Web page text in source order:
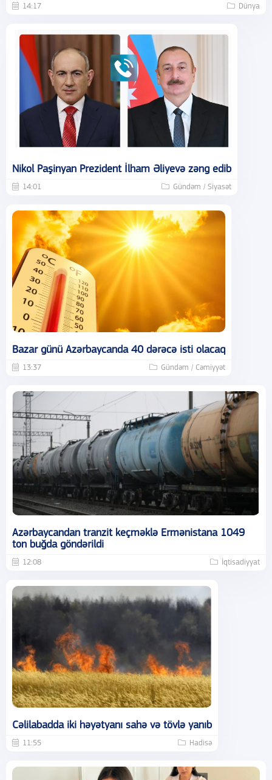
14:17 Dünya
Nikol Paşinyan Prezident İlham Əliyevə zəng edib
14:01 Gündəm / Siyasət
Bazar günü Azərbaycanda 40 dərəcə isti olacaq
13:37 Gündəm / Cəmiyyət
Azərbaycandan tranzit keçməklə Ermənistana 1049
ton buğda göndərildi
12:08 İqtisadiyyat
Cəlilabadda iki həyətyanı sahə və tövlə yanıb
11:55 Hadisə